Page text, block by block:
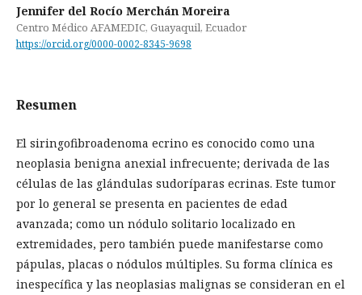
Jennifer del Rocío Merchán Moreira
Centro Médico AFAMEDIC, Guayaquil, Ecuador
https://orcid.org/0000-0002-8345-9698
Resumen
El siringofibroadenoma ecrino es conocido como una
neoplasia benigna anexial infrecuente; derivada de las
células de las glándulas sudoríparas ecrinas. Este tumor
por lo general se presenta en pacientes de edad
avanzada; como un nódulo solitario localizado en
extremidades, pero también puede manifestarse como
pápulas, placas o nódulos múltiples. Su forma clínica es
inespecífica y las neoplasias malignas se consideran en el